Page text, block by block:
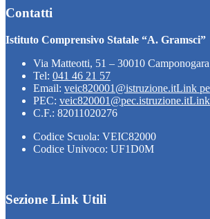
Contatti
Istituto Comprensivo Statale “A. Gramsci”
Via Matteotti, 51 – 30010
Tel: 041 46 21 57
Email: veic820001@istruzione.itLink
PEC: veic820001@pec.istruzione.itLink
C.F.: 82011020276
Codice Scuola: VEIC82000
Codice Univoco: UF1D0M
Sezione Link Utili